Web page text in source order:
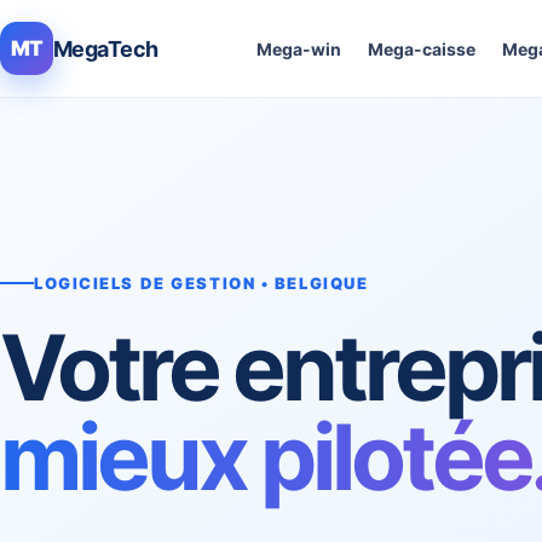
MT MegaTech Mega-win Mega-caisse
LOGICIELS DE GESTION • BELGIQUE
Votre
mieux